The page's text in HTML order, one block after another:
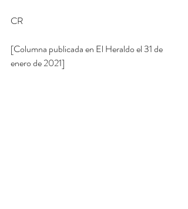
CR
[Columna publicada en El Heraldo el 31 de
enero de 2021]